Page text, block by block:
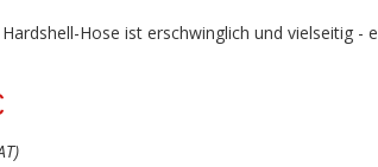
Hose ist erschwinglich und vielseitig -